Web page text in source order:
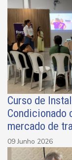
Curso de
Condicionado
mercado de
09 Junho 2026